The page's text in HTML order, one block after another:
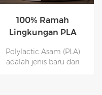
100% Ramah
Lingkungan PLA
Kertas dengan Tutup
Polylactic Asam (PLA)
adalah jenis baru dari